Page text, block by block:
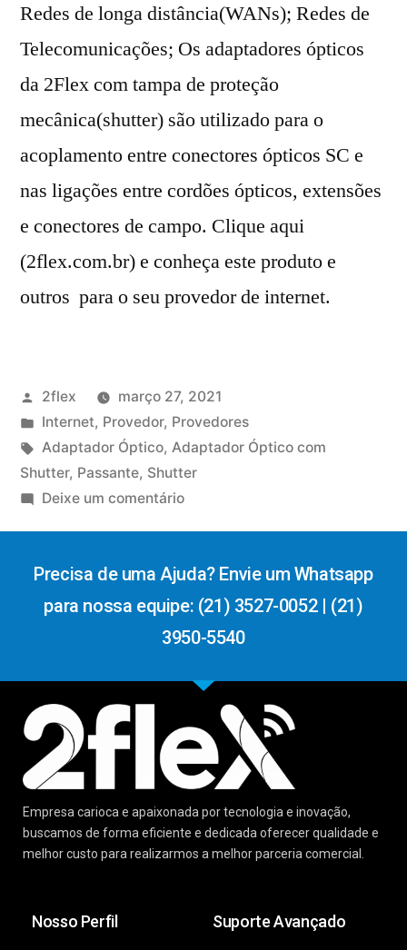
Redes de longa distância(WANs); Redes de
Telecomunicações; Os adaptadores ópticos
da 2Flex com tampa de proteção
mecânica(shutter) são utilizado para o
acoplamento entre conectores ópticos SC e
nas ligações entre cordões ópticos, extensões
e conectores de campo. Clique aqui
(2flex.com.br) e conheça este produto e
outros para o seu provedor de internet.
2flex
março 27, 2021
Internet, Provedor, Provedores
Adaptador Óptico, Adaptador Óptico com
Shutter, Passante, Shutter
Deixe um comentário
Precisa de uma Ajuda? Envie um Whatsapp
para nossa equipe: (21) 3527-0052 | (21)
3950-5540
Empresa carioca e apaixonada por tecnologia e inovação,
buscamos de forma eficiente e dedicada oferecer qualidade e
melhor custo para realizarmos a melhor parceria comercial.
Nosso Perfil Suporte Avançado